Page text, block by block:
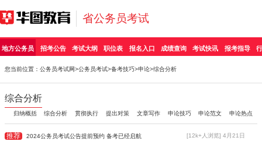
省公务员考试
地方公务员 招考公告 考试大纲 职位表 报名入口 成绩查询 考试快讯 报考指导
您当前位置： 公务员考试网>公务员考试>备考技巧>申论>综合分析
综合分析
归纳概括 综合分析 贯彻执行 提出对策 文章写作 申论技巧 申论范文 申论热点
推荐 2024公务员考试公告提前预约 备考已经启航 [12k+人浏览] 4月21日